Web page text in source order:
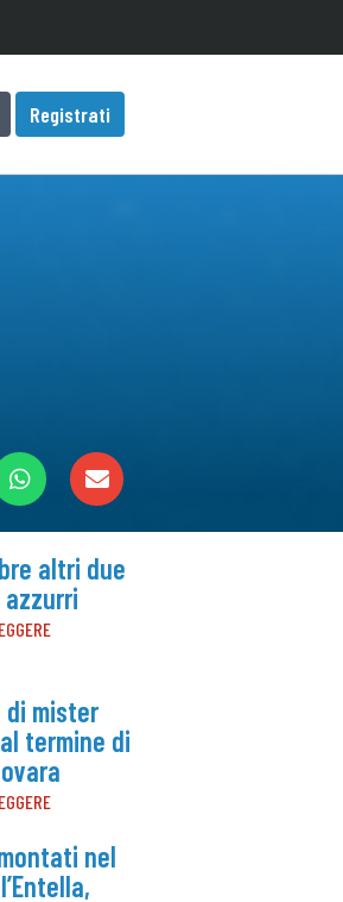
Registrati
altri due
azzurri
di mister
termine di
nel